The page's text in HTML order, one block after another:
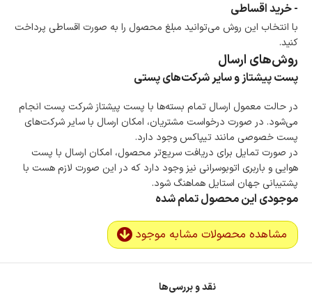
- خرید اقساطی
با انتخاب این روش می‌توانید مبلغ محصول را به صورت اقساطی پرداخت
کنید.
روش‌های ارسال
پست پیشتاز و سایر شرکت‌های پستی
در حالت معمول ارسال تمام بسته‌ها با پست پیشتاز شرکت پست انجام
می‌شود. در صورت درخواست مشتریان، امکان ارسال با سایر شرکت‌های
پست خصوصی مانند تیپاکس وجود دارد.
در صورت تمایل برای دریافت سریع‌تر محصول، امکان ارسال با پست
هوایی و باربری اتوبوسرانی نیز وجود دارد که در این صورت لازم هست با
پشتیبانی جهان استایل هماهنگ شود.
موجودی این محصول تمام شده
مشاهده محصولات مشابه موجود
نقد و بررسی‌ها